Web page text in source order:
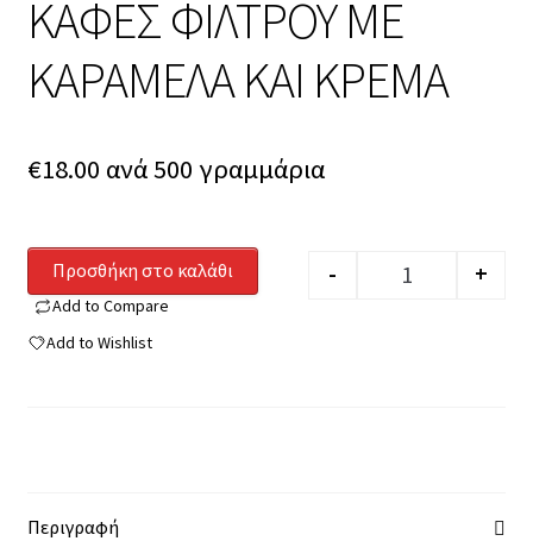
ΚΑΦΕΣ ΦΙΛΤΡΟΥ ΜΕ
ΚΑΡΑΜΕΛΑ ΚΑΙ ΚΡΕΜΑ
€18.00 ανά 500 γραμμάρια
Quantity
- +
Προσθήκη στο καλάθι
Add to Compare
Add to Wishlist
Περιγραφή